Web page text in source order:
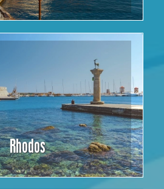
Rhodos